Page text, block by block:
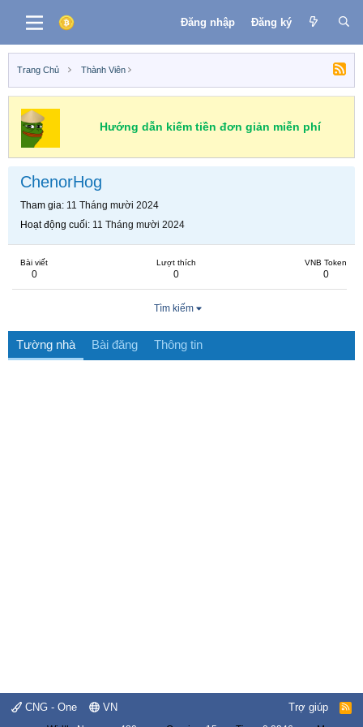
Đăng nhập Đăng ký
Trang Chủ Thành Viên
Hướng dẫn kiếm tiền đơn giản miễn phí
ChenorHog
Tham gia 11 Tháng mười 2024
Hoạt động cuối 11 Tháng mười 2024
Bài viết
0
Lượt thích
0
VNB Token
0
Tìm kiếm
Tường nhà Bài đăng Thông tin
CNG - One VN Trợ giúp
R